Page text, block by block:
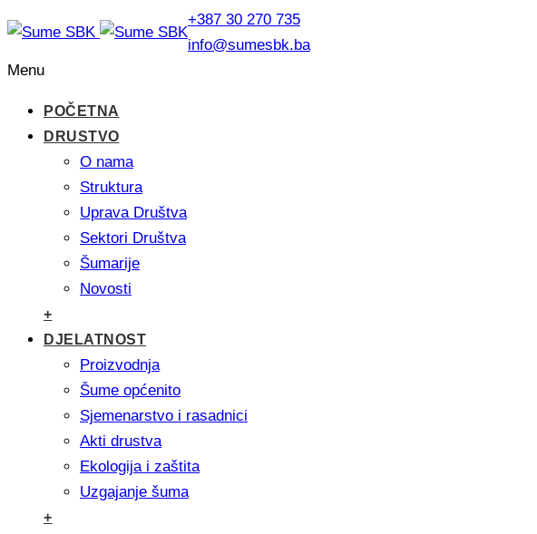
+387 30 270 735
info@sumesbk.ba
Menu
POČETNA
DRUSTVO
O nama
Struktura
Uprava Društva
Sektori Društva
Šumarije
Novosti
+
DJELATNOST
Proizvodnja
Šume općenito
Sjemenarstvo i rasadnici
Akti drustva
Ekologija i zaštita
Uzgajanje šuma
+